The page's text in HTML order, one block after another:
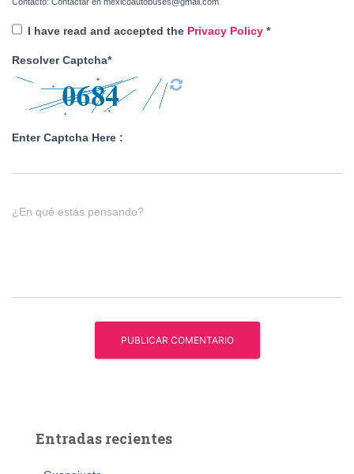
I have read and accepted the Privacy Policy *
Resolver Captcha*
Enter Captcha Here :
¿En qué estás pensando?
Entradas recientes